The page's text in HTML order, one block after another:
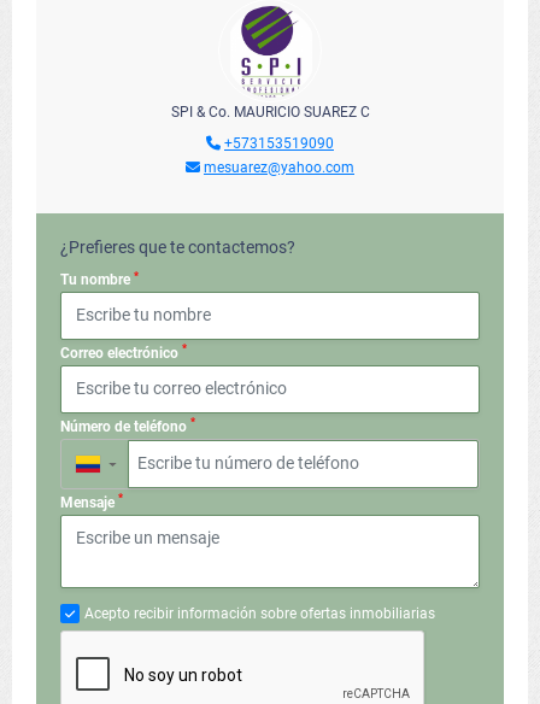
SPI & Co. MAURICIO SUAREZ C
+573153519090
mesuarez@yahoo.com
¿Prefieres que te contactemos?
Tu nombre *
Correo electrónico *
Número de teléfono *
▼
Mensaje *
Acepto recibir información sobre ofertas inmobiliarias